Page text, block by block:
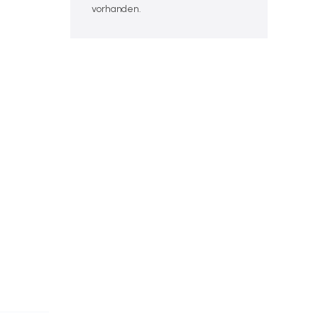
vorhanden.